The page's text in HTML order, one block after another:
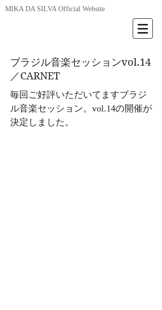
MIKA DA SILVA Official Website
ブラジル音楽セッションvol.14
／CARNET
毎回ご好評いただいてますブラジ
ル音楽セッション。vol.14の開催が
決定しました。